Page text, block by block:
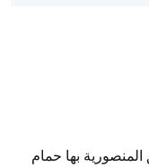
بها حمام